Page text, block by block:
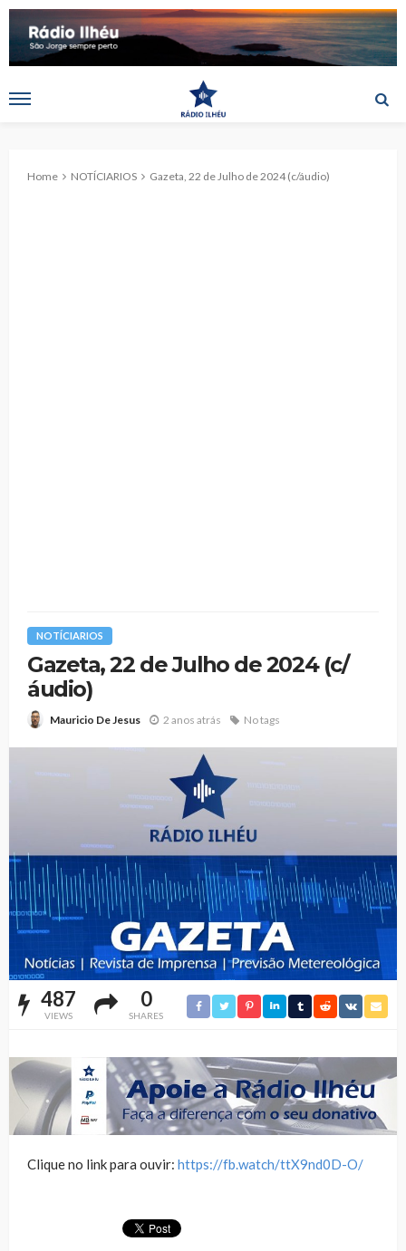
Home NOTÍCIARIOS Gazeta, 22 de Julho de 2024 (c/áudio)
NOTÍCIARIOS
Gazeta, 22 de Julho de 2024 (c/
áudio)
Mauricio De Jesus 2 anos atrás No tags
487
VIEWS
0
SHARES
Clique no link para ouvir: https://fb.watch/ttX9nd0D-O/